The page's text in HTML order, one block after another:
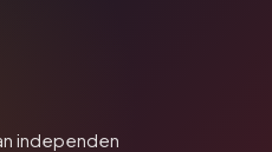
independen